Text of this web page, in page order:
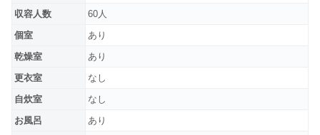
収容人数
60人
個室
あり
乾燥室
あり
更衣室
なし
自炊室
なし
お風呂
あり